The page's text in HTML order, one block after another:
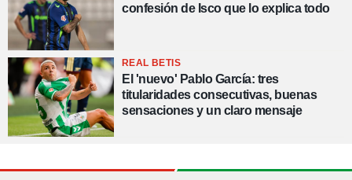
confesión de Isco que lo explica todo
REAL BETIS
El 'nuevo' Pablo García: tres
titularidades consecutivas, buenas
sensaciones y un claro mensaje